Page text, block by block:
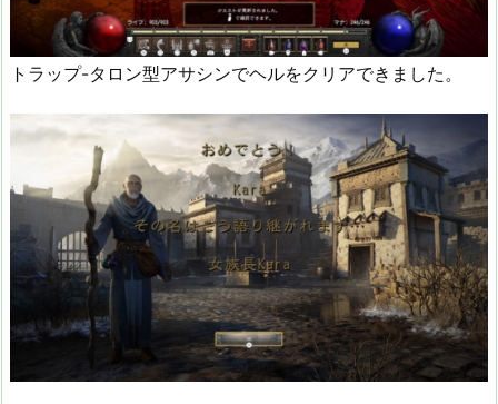
トラップ-タロン型アサシンでヘルをクリアできました。